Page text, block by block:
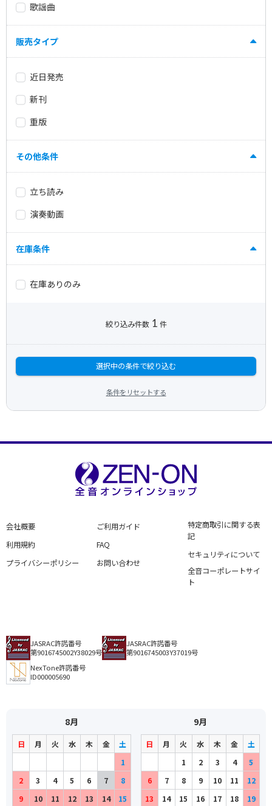
歌謡曲
販売タイプ
近日発売
新刊
重版
その他条件
立ち読み
演奏動画
在庫条件
在庫ありのみ
絞り込み件数 1 件
選択中の条件で絞り込む
条件をリセットする
会社概要
利用規約
プライバシーポリシー
ご利用ガイド
FAQ
お問い合わせ
特定商取引に関する表
記
セキュリティについて
全音コーポレートサイ
ト
JASRAC許諾番号
第9016745002Y38029号
JASRAC許諾番号
第9016745003Y37019号
NexTone許諾番号
ID000005690
8月
日 月 火 水 木 金
土
1
2
3 4 5 6 7
8
9
10 11 12 13 14 15
9月
日 月 火 水 木 金
土
1
2 3 4
5
6
7 8 9 10 11
12
13
14 15 16 17 18 19